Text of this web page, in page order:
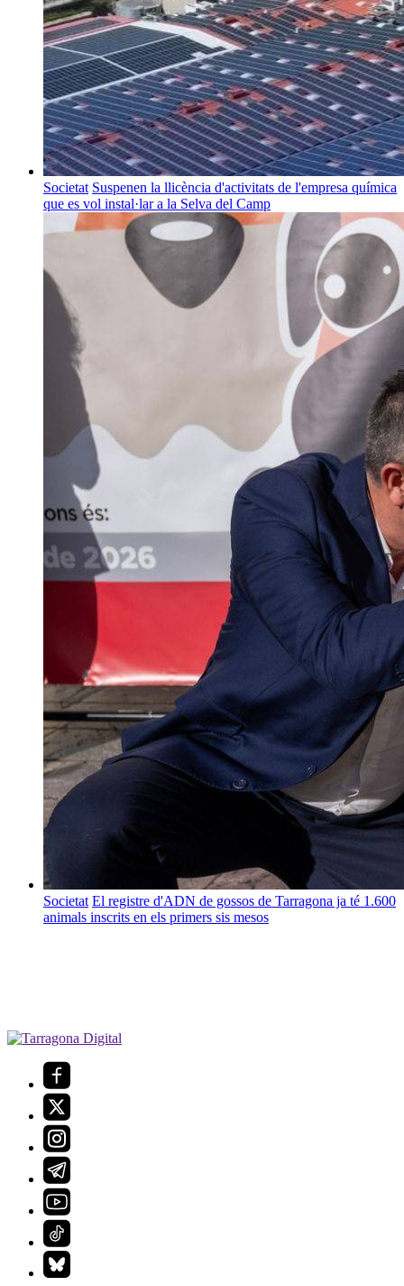
Societat Suspenen la llicència d'activitats de l'empresa química
que es vol instal·lar a la Selva del Camp
Societat El registre d'ADN de gossos de Tarragona ja té 1.600
animals inscrits en els primers sis mesos